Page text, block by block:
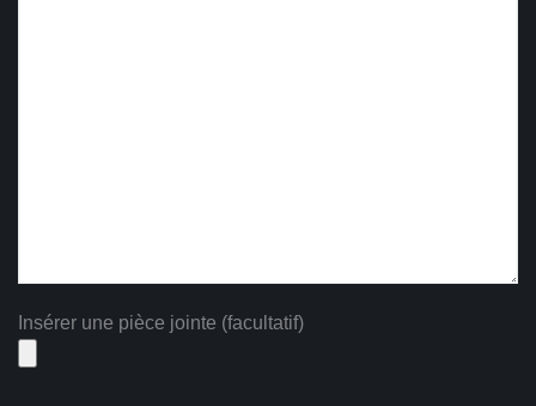
Insérer une pièce jointe (facultatif)